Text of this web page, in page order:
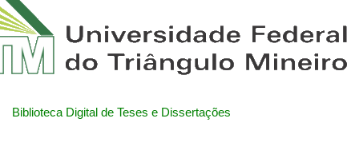
Biblioteca Digital de Teses e Dissertações